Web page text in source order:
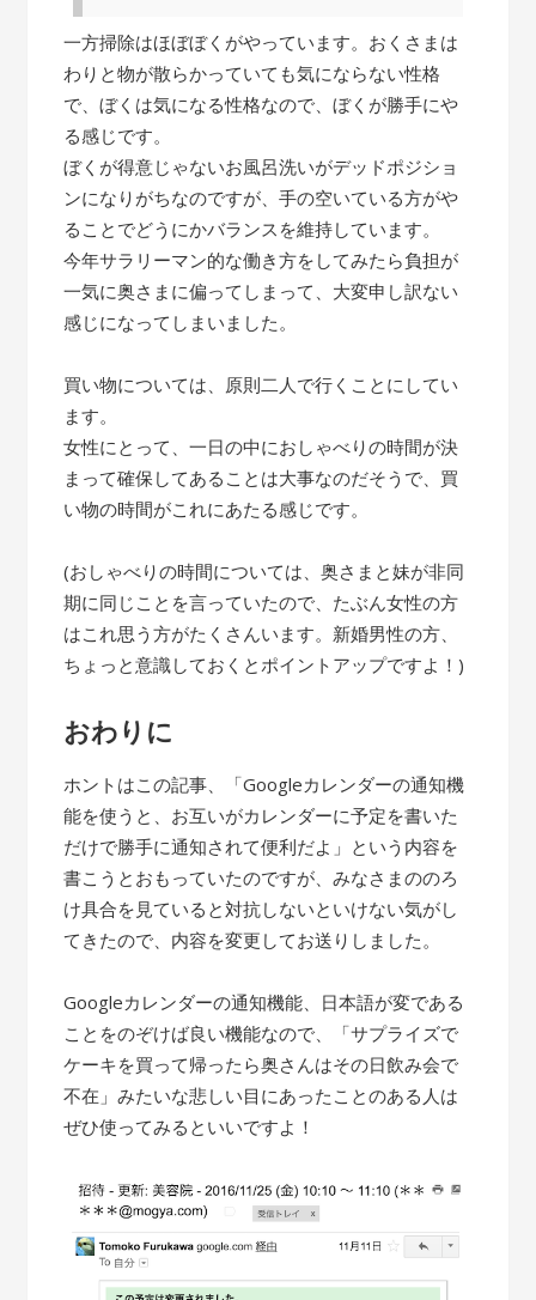
一方掃除はほぼぼくがやっています。おくさまは
わりと物が散らかっていても気にならない性格
で、ぼくは気になる性格なので、ぼくが勝手にや
る感じです。
ぼくが得意じゃないお風呂洗いがデッドポジショ
ンになりがちなのですが、手の空いている方がや
ることでどうにかバランスを維持しています。
今年サラリーマン的な働き方をしてみたら負担が
一気に奥さまに偏ってしまって、大変申し訳ない
感じになってしまいました。
買い物については、原則二人で行くことにしてい
ます。
女性にとって、一日の中におしゃべりの時間が決
まって確保してあることは大事なのだそうで、買
い物の時間がこれにあたる感じです。
(おしゃべりの時間については、奥さまと妹が非同
期に同じことを言っていたので、たぶん女性の方
はこれ思う方がたくさんいます。新婚男性の方、
ちょっと意識しておくとポイントアップですよ！)
おわりに
ホントはこの記事、「Googleカレンダーの通知機
能を使うと、お互いがカレンダーに予定を書いた
だけで勝手に通知されて便利だよ」という内容を
書こうとおもっていたのですが、みなさまののろ
け具合を見ていると対抗しないといけない気がし
てきたので、内容を変更してお送りしました。
Googleカレンダーの通知機能、日本語が変である
ことをのぞけば良い機能なので、「サプライズで
ケーキを買って帰ったら奥さんはその日飲み会で
不在」みたいな悲しい目にあったことのある人は
ぜひ使ってみるといいですよ！